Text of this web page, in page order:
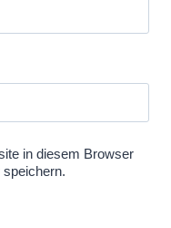
in diesem Browser